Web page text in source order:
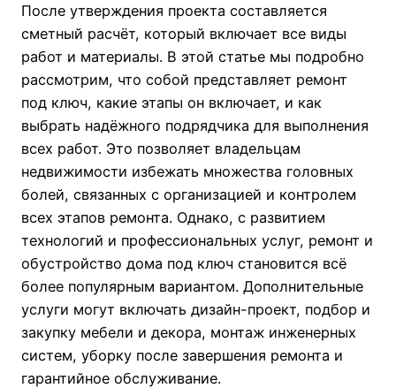
После утверждения проекта составляется
сметный расчёт, который включает все виды
работ и материалы. В этой статье мы подробно
рассмотрим, что собой представляет ремонт
под ключ, какие этапы он включает, и как
выбрать надёжного подрядчика для выполнения
всех работ. Это позволяет владельцам
недвижимости избежать множества головных
болей, связанных с организацией и контролем
всех этапов ремонта. Однако, с развитием
технологий и профессиональных услуг, ремонт и
обустройство дома под ключ становится всё
более популярным вариантом. Дополнительные
услуги могут включать дизайн-проект, подбор и
закупку мебели и декора, монтаж инженерных
систем, уборку после завершения ремонта и
гарантийное обслуживание.